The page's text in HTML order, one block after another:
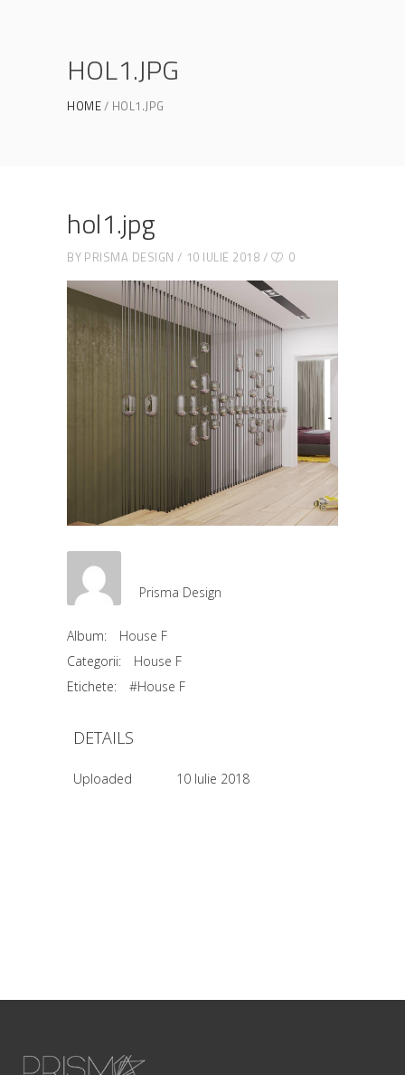
HOL1.JPG
HOME HOL1.JPG
hol1.jpg
BY PRISMA DESIGN 10 IULIE 2018 0
Prisma Design
Album:
House F
Categorii:
House F
Etichete:
#House F
DETAILS
Uploaded 10 Iulie 2018